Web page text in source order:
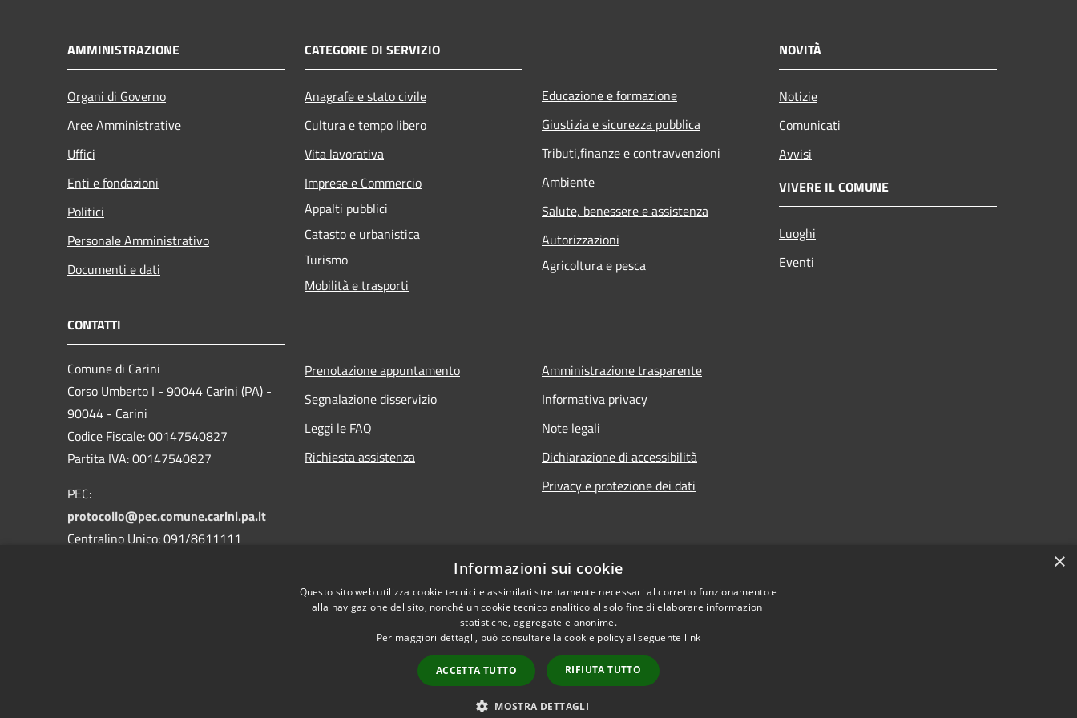
AMMINISTRAZIONE
Organi di Governo
Aree Amministrative
Uffici
Enti e fondazioni
Politici
Personale Amministrativo
Documenti e dati
CATEGORIE DI SERVIZIO
Anagrafe e stato civile
Cultura e tempo libero
Vita lavorativa
Imprese e Commercio
Appalti pubblici
Catasto e urbanistica
Turismo
Mobilità e trasporti
Educazione e formazione
Giustizia e sicurezza pubblica
Tributi,finanze e contravvenzioni
Ambiente
Salute, benessere e assistenza
Autorizzazioni
Agricoltura e pesca
NOVITÀ
Notizie
Comunicati
Avvisi
VIVERE IL COMUNE
Luoghi
Eventi
CONTATTI
Comune di Carini
Corso Umberto I - 90044 Carini (PA) -
90044 - Carini
Codice Fiscale: 00147540827
Partita IVA: 00147540827
PEC:
protocollo@pec.comune.carini.pa.it
Centralino Unico: 091/8611111
Prenotazione appuntamento
Segnalazione disservizio
Leggi le FAQ
Richiesta assistenza
Amministrazione trasparente
Informativa privacy
Note legali
Dichiarazione di accessibilità
Privacy e protezione dei dati
Copyright © 2026 • Comune di Carini • Powered by
×
Informazioni sui cookie
Questo sito web utilizza cookie tecnici e assimilati strettamente necessari al corretto funzionamento e
alla navigazione del sito, nonché un cookie tecnico analitico al solo fine di elaborare informazioni
statistiche, aggregate e anonime.
Per maggiori dettagli, può consultare la cookie policy al seguente link
ACCETTA TUTTO RIFIUTA TUTTO
MOSTRA DETTAGLI